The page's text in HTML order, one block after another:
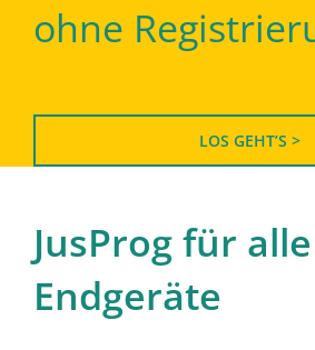
ohne
LOS GEHT’S >
JusProg für alle
Endgeräte